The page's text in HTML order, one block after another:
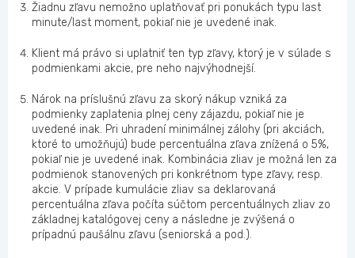
Žiadnu zľavu nemožno uplatňovať pri ponukách typu last
minute/last moment, pokiaľ nie je uvedené inak.
Klient má právo si uplatniť ten typ zľavy, ktorý je v súlade s
podmienkami akcie, pre neho najvýhodnejší.
Nárok na príslušnú zľavu za skorý nákup vzniká za
podmienky zaplatenia plnej ceny zájazdu, pokiaľ nie je
uvedené inak. Pri uhradení minimálnej zálohy (pri akciách,
ktoré to umožňujú) bude percentuálna zľava znížená o 5%,
pokiaľ nie je uvedené inak. Kombinácia zliav je možná len za
podmienok stanovených pri konkrétnom type zľavy, resp.
akcie. V prípade kumulácie zliav sa deklarovaná
percentuálna zľava počíta súčtom percentuálnych zliav zo
základnej katalógovej ceny a následne je zvýšená o
prípadnú paušálnu zľavu (seniorská a pod.).